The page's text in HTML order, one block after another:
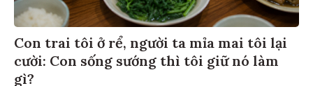
Con trai tôi ở rể, người ta mỉa mai tôi lại
cười: Con sống sướng thì tôi giữ nó làm
gì?